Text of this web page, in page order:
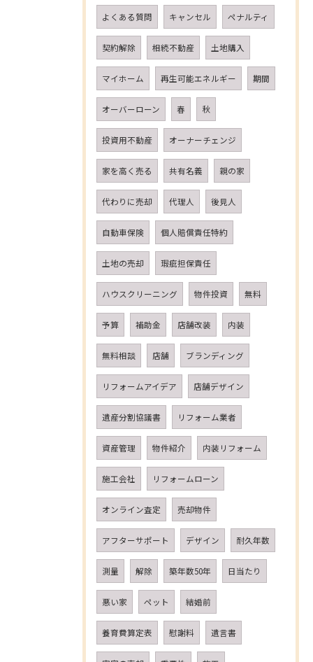
よくある質問 キャンセル ペナルティ
契約解除 相続不動産 土地購入
マイホーム 再生可能エネルギー 期間
オーバーローン 春 秋
投資用不動産 オーナーチェンジ
家を高く売る 共有名義 親の家
代わりに売却 代理人 後見人
自動車保険 個人賠償責任特約
土地の売却 瑕疵担保責任
ハウスクリーニング 物件投資 無料
予算 補助金 店舗改装 内装
無料相談 店舗 ブランディング
リフォームアイデア 店舗デザイン
遺産分割協議書 リフォーム業者
資産管理 物件紹介 内装リフォーム
施工会社 リフォームローン
オンライン査定 売却物件
アフターサポート デザイン 耐久年数
測量 解除 築年数50年 日当たり
悪い家 ペット 結婚前
養育費算定表 慰謝料 遺言書